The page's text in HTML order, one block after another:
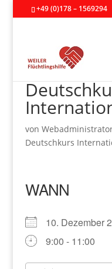
+49 (0)178 – 1569294
von
Deutschkurs
WANN
10. Dezember
9:00 - 11:00